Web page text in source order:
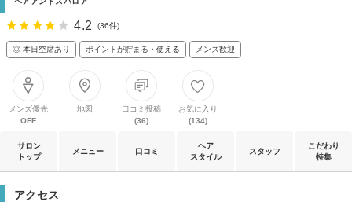
4.2 (36件)
◎ 本日空席あり ポイントが貯まる・使える メンズ歓迎
メンズ優先
OFF
地図
口コミ投稿
(36)
お気に入り
(134)
サロン
トップ
メニュー 口コミ
ヘア
スタイル
スタッフ
こだわり
特集
アクセス